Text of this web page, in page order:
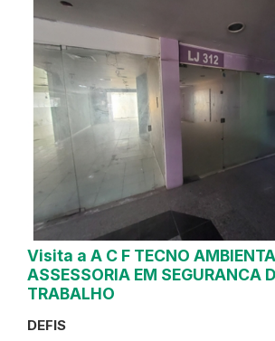
Visita a A C F TECNO
ASSESSORIA EM SEGURANCA
TRABALHO
DEFIS